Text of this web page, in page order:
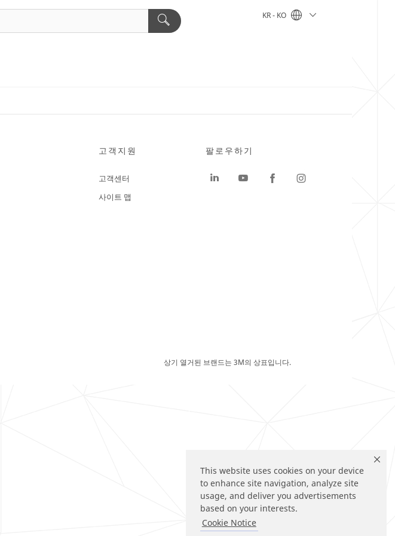
This website uses cookies on your device
to enhance site navigation, analyze site
usage, and deliver you advertisements
based on your interests.
Cookie Notice
KR - KO
고객지원
고객센터
사이트 맵
팔로우하기
상기 열거된 브랜드는 3M의 상표입니다.